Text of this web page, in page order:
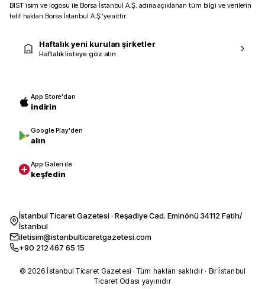
BIST isim ve logosu ile Borsa İstanbul A.Ş. adına açıklanan tüm bilgi ve verilerin
telif hakları Borsa İstanbul A.Ş.’ye aittir.
Haftalık yeni kurulan şirketler
Haftalık listeye göz atın
App Store'dan
indirin
Google Play'den
alın
App Galeri ile
keşfedin
İstanbul Ticaret Gazetesi · Reşadiye Cad. Eminönü 34112 Fatih/
İstanbul
iletisim@istanbulticaretgazetesi.com
+90 212 467 65 15
© 2026 İstanbul Ticaret Gazetesi · Tüm hakları saklıdır · Bir İstanbul
Ticaret Odası yayınıdır